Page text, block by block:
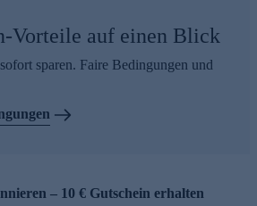
Vorteile auf einen Blick
sparen. Faire Bedingungen und
– 10 € Gutschein erhalten